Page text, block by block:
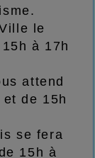
le
à 17h
attend
de 15h
se fera
15h à